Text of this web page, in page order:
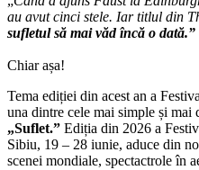
au avut cinci stele. Iar titlul din
sufletul să mai văd încă o dată.”
Chiar așa!
Tema ediției din acest an a
una dintre cele mai simple și mai
„Suflet.” Ediția din 2026 a
Sibiu, 19 – 28 iunie, aduce din
scenei mondiale, spectactrole în